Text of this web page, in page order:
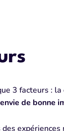
3 facteurs : la
envie de bonne
des expériences